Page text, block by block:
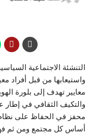
التنشئة الاجتماعية
واستيعابها من قبل أفراد
معايير تهدف إلى بلورة
والتكيف الثقافي في إطار
محفز في الحفاظ على نظام
أساس كل مجتمع ومن ثم